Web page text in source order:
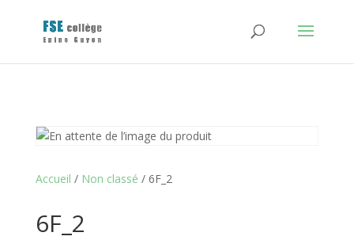
Accueil / Non classé / 6F_2
6F_2